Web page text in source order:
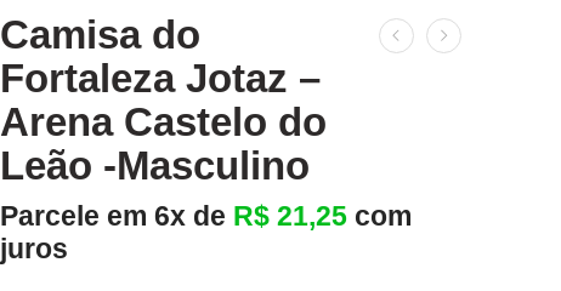
Camisa do
Fortaleza Jotaz –
Arena Castelo do
Leão -Masculino
Parcele em 6x de R$ 21,25 com
juros